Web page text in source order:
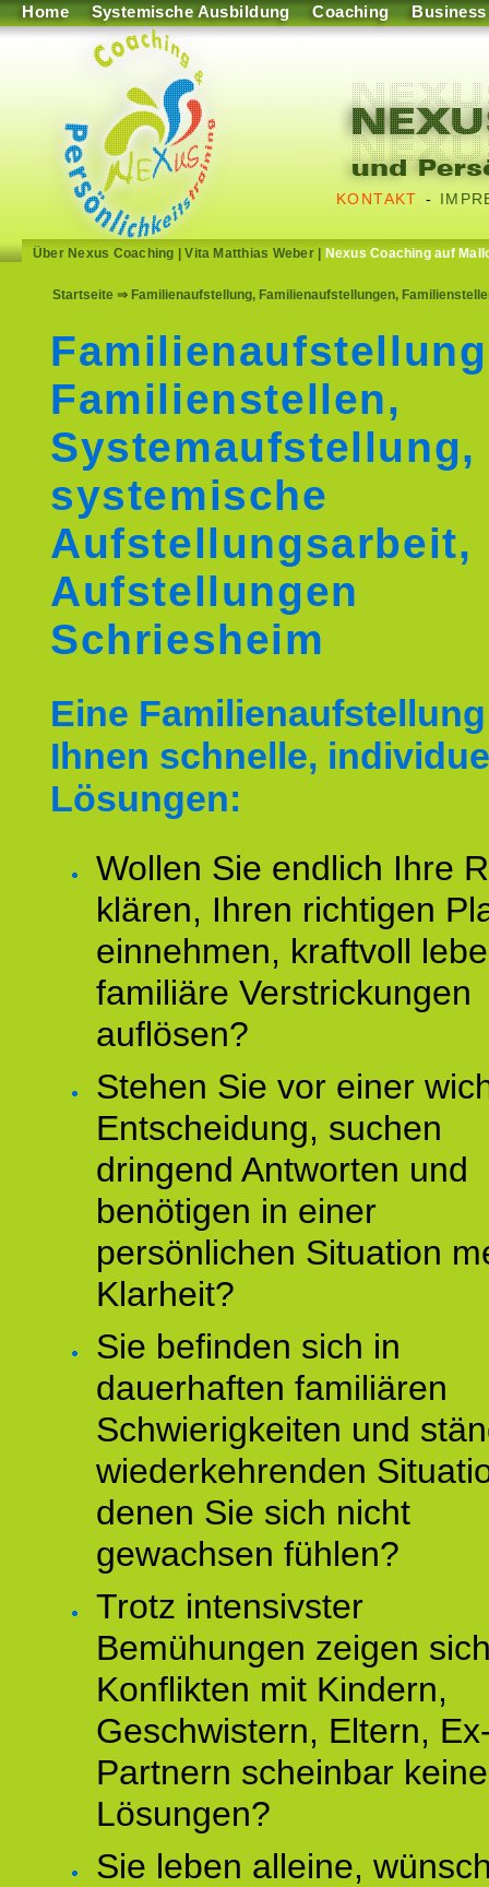
Home Systemische Ausbildung Coaching Business
KONTAKT -
Über Nexus Coaching |Vita Matthias Weber| Nexus Coaching auf
Startseite ⇒ Familienaufstellung, Familienaufstellungen,
Familienstellen,
Systemaufstellung,
systemische
Aufstellungsarbeit,
Aufstellungen
Schriesheim
Eine
Ihnen schnelle,
Lösungen:
Wollen Sie endlich Ihre
klären, Ihren richtigen
einnehmen, kraftvoll
familiäre Verstrickungen
auflösen?
Stehen Sie vor einer
Entscheidung, suchen
dringend Antworten und
benötigen in einer
persönlichen Situation
Klarheit?
Sie befinden sich in
dauerhaften familiären
Schwierigkeiten und
wiederkehrenden
denen Sie sich nicht
gewachsen fühlen?
Trotz intensivster
Bemühungen zeigen
Konflikten mit Kindern,
Geschwistern, Eltern,
Partnern scheinbar keine
Lösungen?
Sie leben alleine,